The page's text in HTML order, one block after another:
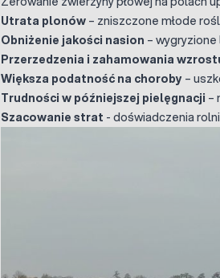
Utrata plonów– zniszczone młode
Obniżenie jakości nasion –
Przerzedzenia i zahamowania
Większa podatność na choroby–
Trudności w późniejszej pielęgnacji –
Szacowanie strat - doświadczenia